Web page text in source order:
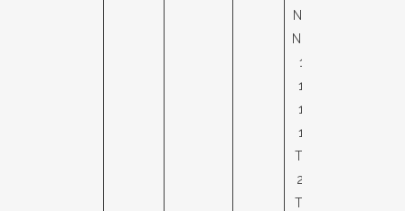
N70LB,
N80LB,
11LB,
13LB,
15LB,
17LB,
T17LB,
20LB,
T20LB